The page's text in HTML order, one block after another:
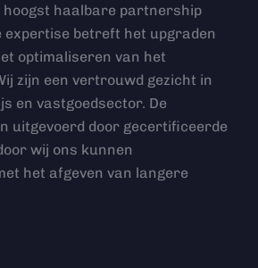
hoogst haalbare partnership
expertise betreft het upgraden
optimaliseren van het
zijn een vertrouwd gezicht in
en vastgoedsector. De
uitgevoerd door gecertificeerde
wij ons kunnen
het afgeven van langere